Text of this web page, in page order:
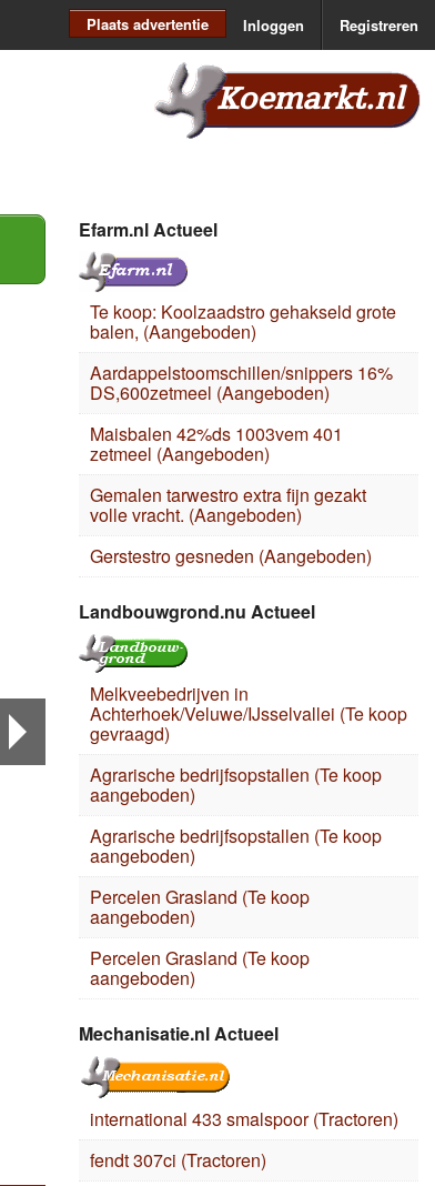
Plaats advertentie Inloggen Registreren
Koemarkt.nl
Efarm.nl Actueel
Te koop: Koolzaadstro gehakseld grote
balen, (Aangeboden)
Aardappelstoomschillen/snippers 16%
DS,600zetmeel (Aangeboden)
Maisbalen 42%ds 1003vem 401
zetmeel (Aangeboden)
Gemalen tarwestro extra fijn gezakt
volle vracht. (Aangeboden)
Gerstestro gesneden (Aangeboden)
Landbouwgrond.nu Actueel
Melkveebedrijven in
Achterhoek/Veluwe/IJsselvallei (Te koop
gevraagd)
Agrarische bedrijfsopstallen (Te koop
aangeboden)
Agrarische bedrijfsopstallen (Te koop
aangeboden)
Percelen Grasland (Te koop
aangeboden)
Percelen Grasland (Te koop
aangeboden)
Mechanisatie.nl Actueel
international 433 smalspoor (Tractoren)
fendt 307ci (Tractoren)